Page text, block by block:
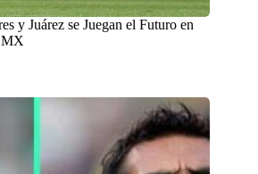
y Juárez se Juegan el Futuro en
MX